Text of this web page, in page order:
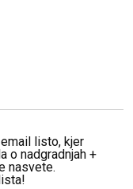
listo, kjer
o nadgradnjah +
nasvete.